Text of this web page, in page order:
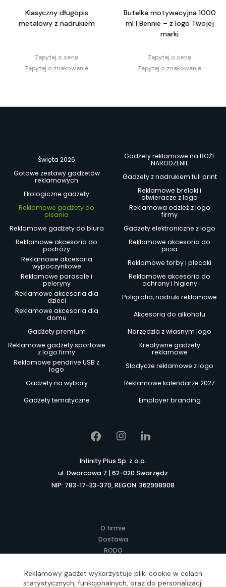
Klasyczny długopis
metalowy z nadrukiem
Zapytaj o cenę
Zapytaj o znakowanie
Butelka motywacyjna 1000
ml | Bennie – z logo Twojej
marki
Zapytaj o cenę
Zapytaj o znakowanie
Święta 2026
Gadżety reklamowe na BOŻE
NARODZENIE
Gotowe zestawy gadżetów
reklamowych
Gadżety z nadrukiem full print
Ekologiczne gadżety
Reklamowe breloki i
otwieracze z logo
Reklamowe gadżety do
pisania
Reklamowa odzież z logo
firmy
Reklamowe gadżety do biura
Gadżety elektroniczne z logo
Reklamowe akcesoria do
podróży
Reklamowe akcesoria do
picia
Reklamowe akcesoria
wypoczynkowe
Reklamowe torby i plecaki
Reklamowe parasole i
peleryny
Reklamowe akcesoria do
ochrony i higieny
Reklamowe akcesoria dla
dzieci
Poligrafia, nadruki reklamowe
Reklamowe akcesoria dla
domu
Akcesoria do alkoholu
Gadżety premium
Narzędzia z własnym logo
Reklamowe gadżety sportowe
z logo firmy
Kreatywne gadżety
reklamowe
Reklamowe pendrive USB z
logo
Słodycze reklamowe z logo
Gadżety na wybory
Reklamowe kalendarze 2027
Gadżety tematyczne
Employer branding
Infinity Plus Sp. z o.o.
ul. Dworcowa 7 | 62-020 Swarzędz
NIP: 783-17-33-370, REGON: 362998908
O firmie
Dostawa
RODO
Regulamin
Lokalne Gadżety Reklamowe
Reklamowy gadżet wykorzystuje pliki cookie w celach
statystycznych, funkcjonalnych, oraz do personalizacji